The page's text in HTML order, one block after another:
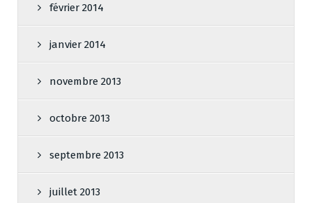
février 2014
janvier 2014
novembre 2013
octobre 2013
septembre 2013
juillet 2013